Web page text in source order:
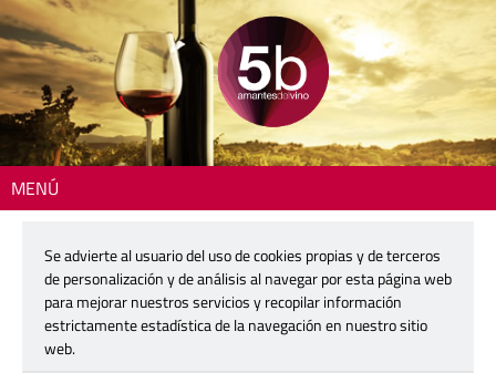
MENÚ
260416-vinachest-cartel
16 abril, 2026
Se advierte al usuario del uso de cookies propias y de terceros
de personalización y de análisis al navegar por esta página web
para mejorar nuestros servicios y recopilar información
estrictamente estadística de la navegación en nuestro sitio
web.